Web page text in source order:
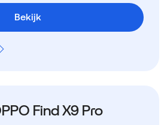
Bekijk
Find X9 Pro